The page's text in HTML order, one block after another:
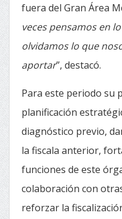
fuera del Gran Área
veces pensamos en
olvidamos lo que
aportar”, destacó.
Para este periodo su
planificación
diagnóstico previo,
la fiscala anterior,
funciones de este
colaboración con
reforzar la